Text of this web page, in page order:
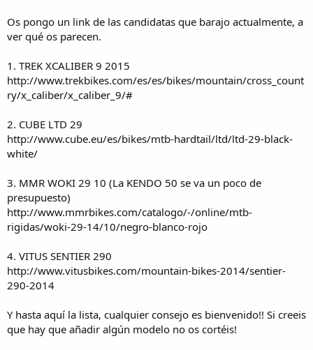
Os pongo un link de las candidatas que barajo actualmente, a
ver qué os parecen.
1. TREK XCALIBER 9 2015
http://www.trekbikes.com/es/es/bikes/mountain/cross_count
ry/x_caliber/x_caliber_9/#
2. CUBE LTD 29
http://www.cube.eu/es/bikes/mtb-hardtail/ltd/ltd-29-black-
white/
3. MMR WOKI 29 10 (La KENDO 50 se va un poco de
presupuesto)
http://www.mmrbikes.com/catalogo/-/online/mtb-
rigidas/woki-29-14/10/negro-blanco-rojo
4. VITUS SENTIER 290
http://www.vitusbikes.com/mountain-bikes-2014/sentier-
290-2014
Y hasta aquí la lista, cualquier consejo es bienvenido!! Si creeis
que hay que añadir algún modelo no os cortéis!